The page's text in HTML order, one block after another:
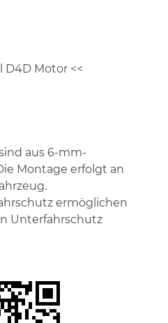
D4D Motor <<
aus 6-mm-
Montage erfolgt an
ermöglichen
Unterfahrschutz